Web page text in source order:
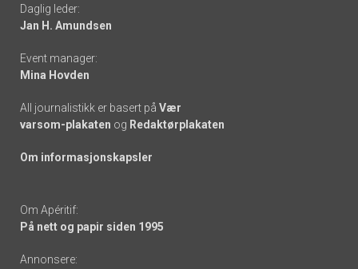
links
Daglig leder:
Jan H. Amundsen
Event manager:
Mina Hovden
All journalistikk er basert på Vær
varsom-plakaten og Redaktørplakaten
Om informasjonskapsler
Om Apéritif:
På nett og papir siden 1995
Annonsere: